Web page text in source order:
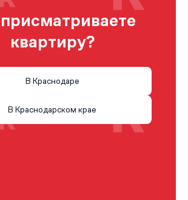
квартиру?
В Краснодаре
В Краснодарском крае